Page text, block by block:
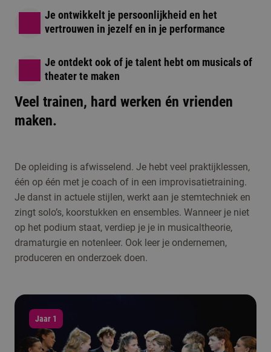
Je ontwikkelt je persoonlijkheid en het
vertrouwen in jezelf en in je performance
Je ontdekt ook of je talent hebt om musicals of
theater te maken
Veel trainen, hard werken én vrienden
maken.
De opleiding is afwisselend. Je hebt veel praktijklessen,
één op één met je coach of in een improvisatietraining.
Je danst in actuele stijlen, werkt aan je stemtechniek en
zingt solo’s, koorstukken en ensembles. Wanneer je niet
op het podium staat, verdiep je je in musicaltheorie,
dramaturgie en notenleer. Ook leer je ondernemen,
produceren en onderzoek doen.
Jaar 1